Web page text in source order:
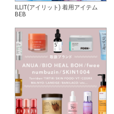
ILLIT(アイリット) 着用アイテム
BEB